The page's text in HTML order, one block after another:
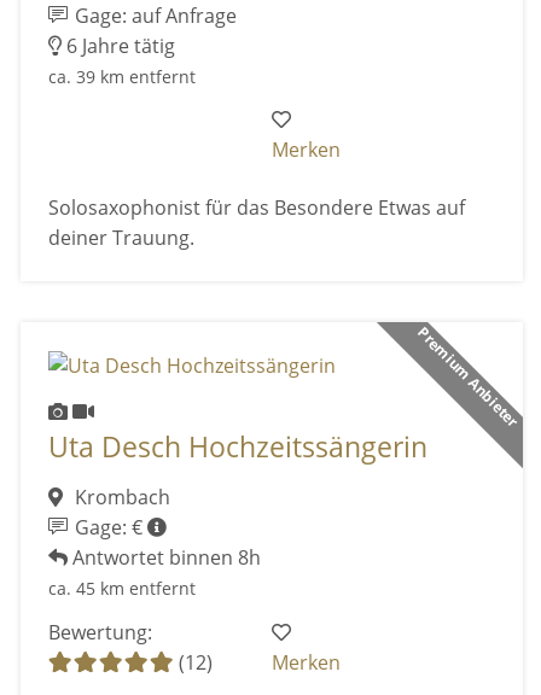
Gage: auf Anfrage
6 Jahre tätig
ca. 39 km entfernt
Merken
Solosaxophonist für das Besondere Etwas auf
deiner Trauung.
Premium Anbieter
Uta Desch Hochzeitssängerin
Krombach
Gage: €
Antwortet binnen 8h
ca. 45 km entfernt
Bewertung:
(12)
Merken